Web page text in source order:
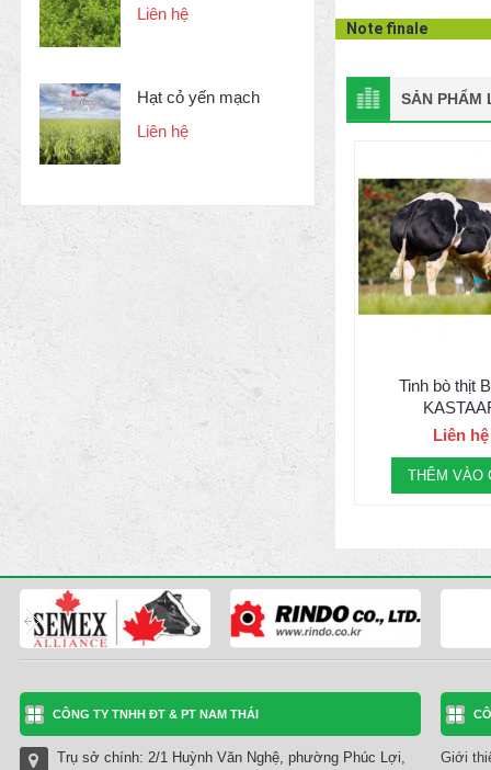
Liên hệ
Hạt cỏ yến mạch
Liên hệ
Note finale
SẢN PHẨM
Tinh bò thịt
Liên hệ
THÊM VÀO
CÔNG TY TNHH ĐT & PT NAM THÁI
Trụ sở chính: 2/1 Huỳnh Văn Nghệ, phường Phúc Lợi,
Giới